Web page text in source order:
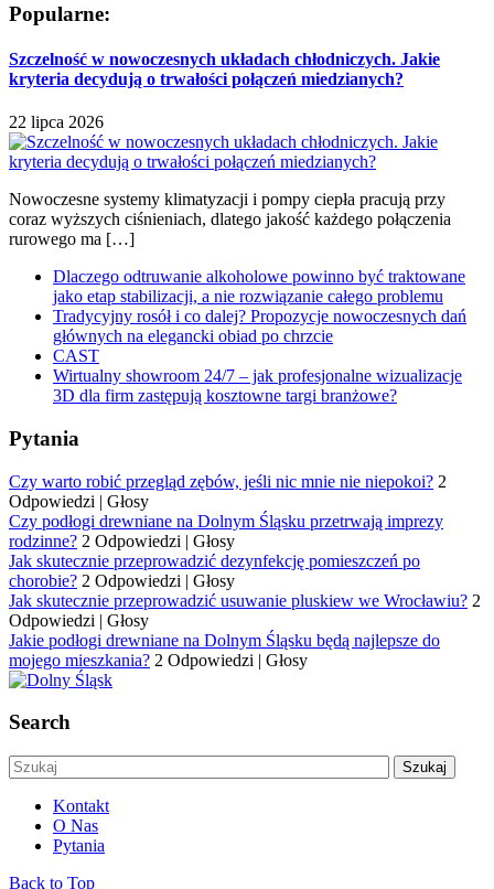
Popularne:
Szczelność w nowoczesnych układach chłodniczych. Jakie
kryteria decydują o trwałości połączeń miedzianych?
22 lipca 2026
Nowoczesne systemy klimatyzacji i pompy ciepła pracują przy
coraz wyższych ciśnieniach, dlatego jakość każdego połączenia
rurowego ma […]
Dlaczego odtruwanie alkoholowe powinno być traktowane
jako etap stabilizacji, a nie rozwiązanie całego problemu
Tradycyjny rosół i co dalej? Propozycje nowoczesnych dań
głównych na elegancki obiad po chrzcie
CAST
Wirtualny showroom 24/7 – jak profesjonalne wizualizacje
3D dla firm zastępują kosztowne targi branżowe?
Pytania
Czy warto robić przegląd zębów, jeśli nic mnie nie niepokoi? 2
Odpowiedzi | Głosy
Czy podłogi drewniane na Dolnym Śląsku przetrwają imprezy
rodzinne? 2 Odpowiedzi | Głosy
Jak skutecznie przeprowadzić dezynfekcję pomieszczeń po
chorobie? 2 Odpowiedzi | Głosy
Jak skutecznie przeprowadzić usuwanie pluskiew we Wrocławiu? 2
Odpowiedzi | Głosy
Jakie podłogi drewniane na Dolnym Śląsku będą najlepsze do
mojego mieszkania? 2 Odpowiedzi | Głosy
Search
Kontakt
O Nas
Pytania
Back to Top